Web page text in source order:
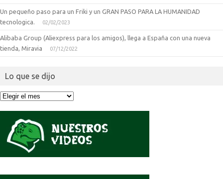
Un pequeño paso para un Friki y un GRAN PASO PARA LA HUMANIDAD
tecnologica.
02/02/2023
Alibaba Group (Aliexpress para los amigos), llega a España con una nueva
tienda, Miravia
07/12/2022
Lo que se dijo
Lo